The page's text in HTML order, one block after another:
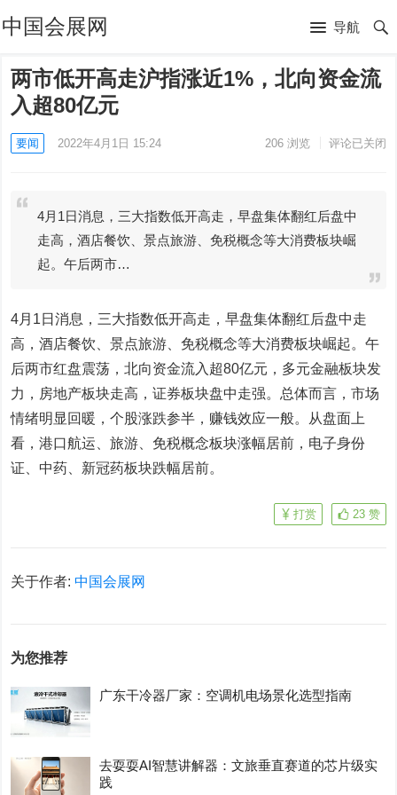
中国会展网 导航
两市低开高走沪指涨近1%，北向资金流
入超80亿元
要闻 2022年4月1日 15:24 206浏览 评论已关闭
4月1日消息，三大指数低开高走，早盘集体翻红后盘中
走高，酒店餐饮、景点旅游、免税概念等大消费板块崛
起。午后两市…
4月1日消息，三大指数低开高走，早盘集体翻红后盘中走
高，酒店餐饮、景点旅游、免税概念等大消费板块崛起。午
后两市红盘震荡，北向资金流入超80亿元，多元金融板块发
力，房地产板块走高，证券板块盘中走强。总体而言，市场
情绪明显回暖，个股涨跌参半，赚钱效应一般。从盘面上
看，港口航运、旅游、免税概念板块涨幅居前，电子身份
证、中药、新冠药板块跌幅居前。
23 赞
打赏
关于作者:中国会展网
为您推荐
广东干冷器厂家：空调机电场景化选型指南
去耍耍AI智慧讲解器：文旅垂直赛道的芯片级实
践